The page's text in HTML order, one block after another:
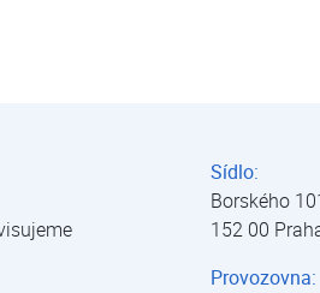
Sídlo:
Borského
152 00
Provozovna: